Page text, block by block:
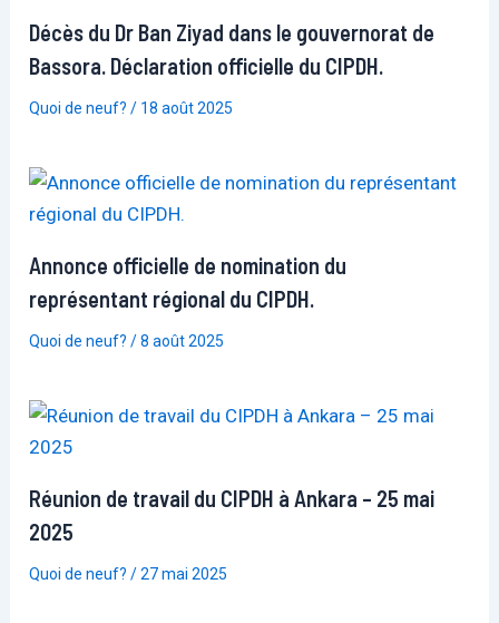
Décès du Dr Ban Ziyad dans le gouvernorat de
Bassora. Déclaration officielle du CIPDH.
Quoi de neuf? / 18 août 2025
Annonce officielle de nomination du
représentant régional du CIPDH.
Quoi de neuf? /8 août 2025
Réunion de travail du CIPDH à Ankara – 25 mai
2025
Quoi de neuf? /27 mai 2025